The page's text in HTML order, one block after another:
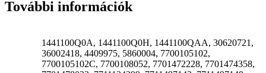
További információk
1441100Q0A, 1441100Q0H, 1441100QAA, 30620721,
36002418, 4409975, 5860004, 7700105102,
7700105102C, 7700108052, 7701472228, 7701474358,